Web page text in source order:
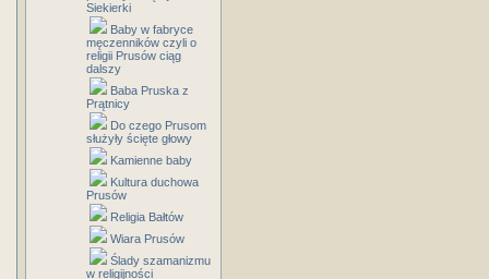
Siekierki
Baby w fabryce
męczenników czyli o
religii Prusów ciąg
dalszy
Baba Pruska z
Prątnicy
Do czego Prusom
służyły ścięte głowy
Kamienne baby
Kultura duchowa
Prusów
Religia Bałtów
Wiara Prusów
Ślady szamanizmu
w religijności